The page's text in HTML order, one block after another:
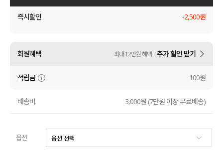
원피스
액티브
아우터
코디템
즉시할인 -2,500원
회원혜택 최대 12만원 혜택 추가 할인 받기
적립금 100원
배송비 3,000원 (7만원 이상 무료배송)
옵션